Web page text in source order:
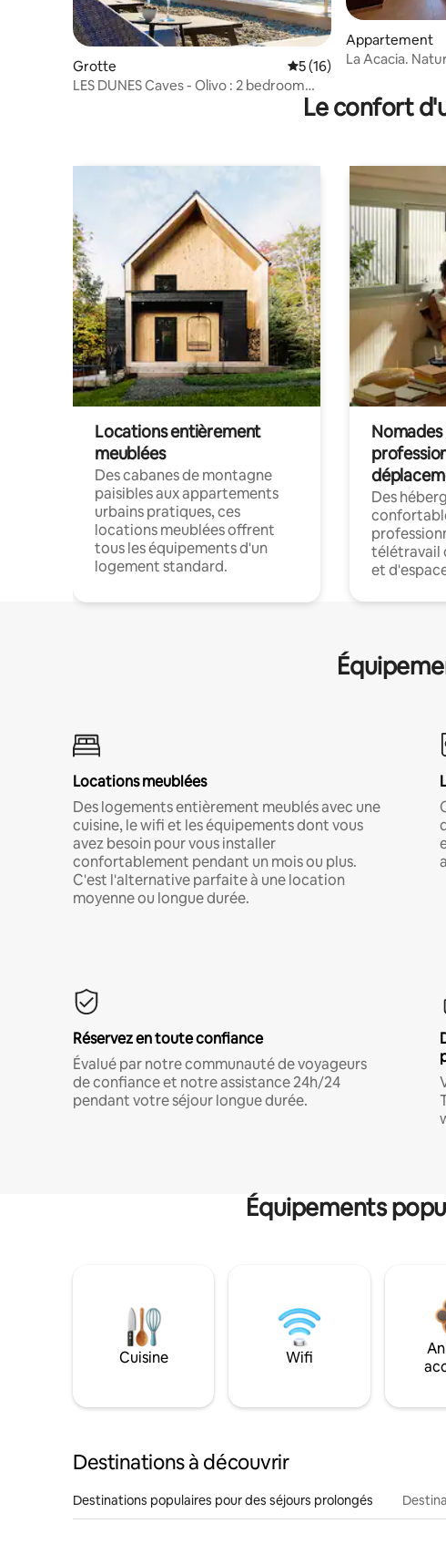
Grotte Évaluation moyenne sur
5 (16)
LES DUNES Caves - Olivo : 2 bedroom
Appartement
La Acacia.
Le confort
Locations entièrement
meublées
Des cabanes de montagne
paisibles aux appartements
urbains pratiques, ces
locations meublées offrent
tous les équipements d'un
logement standard.
Des
télétravail
et
Locations meublées
Des logements entièrement meublés avec une
cuisine, le wifi et les équipements dont vous
avez besoin pour vous installer
confortablement pendant un mois ou plus.
C'est l'alternative parfaite à une location
moyenne ou longue durée.
Réservez en toute confiance
Évalué par notre communauté de voyageurs
de confiance et notre assistance 24h/24
pendant votre séjour longue durée.
Équipements
Cuisine Wifi
Destinations à découvrir
Destinations populaires pour des séjours prolongés